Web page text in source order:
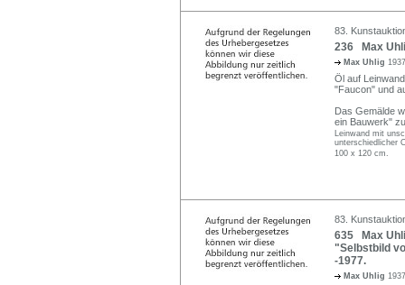
83.
236 Max
Max Uhlig
Öl auf
"Faucon" und
Das Gemälde
ein Bauwerk"
Leinwand mit
unterschiedlicher
100 x 120 cm.
83.
635 Max
"Selbstbild
-1977.
Max Uhlig